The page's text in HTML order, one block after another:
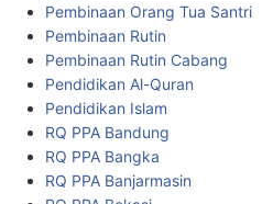
Pembinaan Orang Tua Santri
Pembinaan Rutin
Pembinaan Rutin Cabang
Pendidikan Al-Quran
Pendidikan Islam
RQ PPA Bandung
RQ PPA Bangka
RQ PPA Banjarmasin